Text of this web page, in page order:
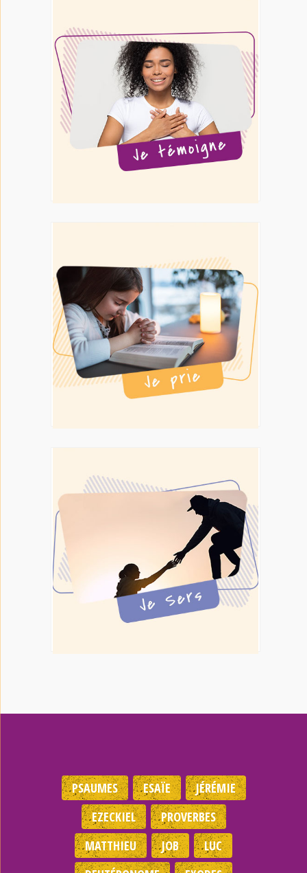
PSAUMES ESAÏE
JÉRÉMIE
EZECKIEL
PROVERBES
MATTHIEU
JOB
LUC